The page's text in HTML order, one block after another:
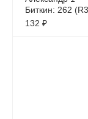
Биткин: 262
132 ₽